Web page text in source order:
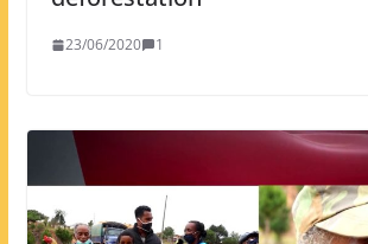
23/06/2020 1